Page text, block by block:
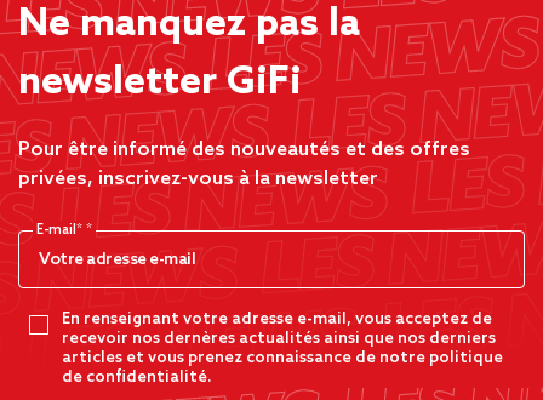
Ne manquez pas la
newsletter GiFi
Pour être informé des nouveautés et des offres
privées, inscrivez-vous à la newsletter
E-mail*
En renseignant votre adresse e-mail, vous acceptez de
recevoir nos dernères actualités ainsi que nos derniers
articles et vous prenez connaissance de notre politique
de confidentialité.